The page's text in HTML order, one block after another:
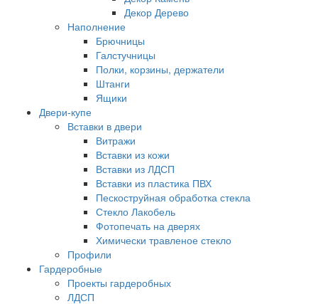
Декор Дерево
Наполнение
Брючницы
Галстучницы
Полки, корзины, держатели
Штанги
Ящики
Двери-купе
Вставки в двери
Витражи
Вставки из кожи
Вставки из ЛДСП
Вставки из пластика ПВХ
Пескоструйная обработка стекла
Стекло Лакобель
Фотопечать на дверях
Химически травленое стекло
Профили
Гардеробные
Проекты гардеробных
ЛДСП